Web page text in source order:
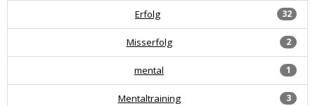
32
Erfolg
2
Misserfolg
1
mental
3
Mentaltraining